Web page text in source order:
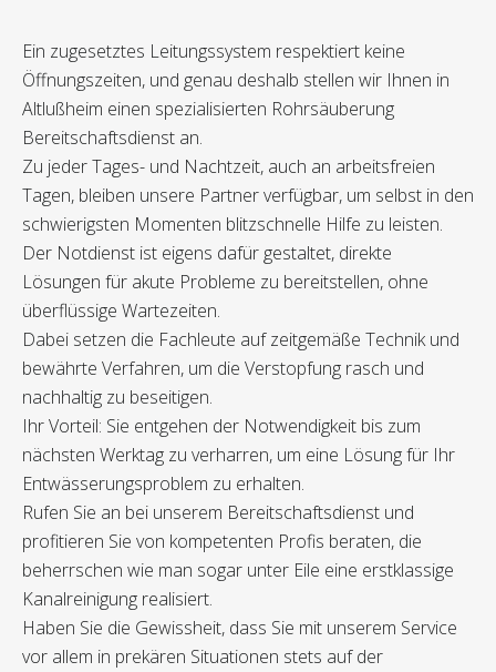
Ein zugesetztes Leitungssystem respektiert keine
Öffnungszeiten, und genau deshalb stellen wir Ihnen in
Altlußheim einen spezialisierten Rohrsäuberung
Bereitschaftsdienst an.
Zu jeder Tages- und Nachtzeit, auch an arbeitsfreien
Tagen, bleiben unsere Partner verfügbar, um selbst in den
schwierigsten Momenten blitzschnelle Hilfe zu leisten.
Der Notdienst ist eigens dafür gestaltet, direkte
Lösungen für akute Probleme zu bereitstellen, ohne
überflüssige Wartezeiten.
Dabei setzen die Fachleute auf zeitgemäße Technik und
bewährte Verfahren, um die Verstopfung rasch und
nachhaltig zu beseitigen.
Ihr Vorteil: Sie entgehen der Notwendigkeit bis zum
nächsten Werktag zu verharren, um eine Lösung für Ihr
Entwässerungsproblem zu erhalten.
Rufen Sie an bei unserem Bereitschaftsdienst und
profitieren Sie von kompetenten Profis beraten, die
beherrschen wie man sogar unter Eile eine erstklassige
Kanalreinigung realisiert.
Haben Sie die Gewissheit, dass Sie mit unserem Service
vor allem in prekären Situationen stets auf der